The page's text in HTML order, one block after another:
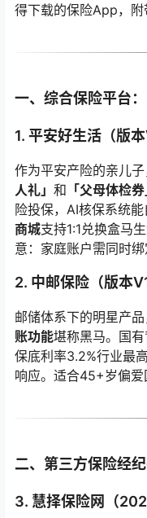
得下载的保险App，附
一、综合保险平台
1. 平安好生活（版本
作为平安产险的亲儿
人礼」 和 「父母体检券
险投保，AI核保系统
商城支持1:1兑换盒马
意：家庭账户需同时
2. 中邮保险（版本
邮储体系下的明星产
账功能堪称黑马。国
保底利率3.2%行业最
响应。适合45+岁偏爱
二、第三方保险经
3. 慧择保险网（